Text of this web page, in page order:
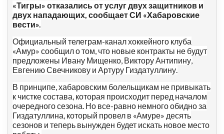
«Тигры» отказались от услуг двух защитников и
двух нападающих, сообщает СИ «Хабаровские
вести».
Официальный телеграм-канал хоккейного клуба
«Амур» сообщил о том, что новые контракты не будут
предложены Ивану Мищенко, Виктору Антипину,
Евгению Свечникову и Артуру Гиздатуллину.
В принципе, хабаровским болельщикам не привыкать
к чистке состава, которая происходит перед началом
очередного сезона. Но все-равно немного обидно за
Гиздатуллина, который провел в «Амуре» десять
сезонов и теперь вынужден будет искать новое место